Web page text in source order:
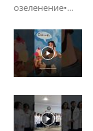
озеленение•...